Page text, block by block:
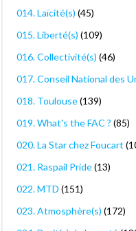
014. Laïcité(s) (45)
015. Liberté(s) (109)
016. Collectivité(s) (46)
017. Conseil National des
018. Toulouse(139)
019. What's the FAC ? (85)
020. La Star chez Foucart
021. Raspail Pride(13)
022. MTD (151)
023. Atmosphère(s) (172)